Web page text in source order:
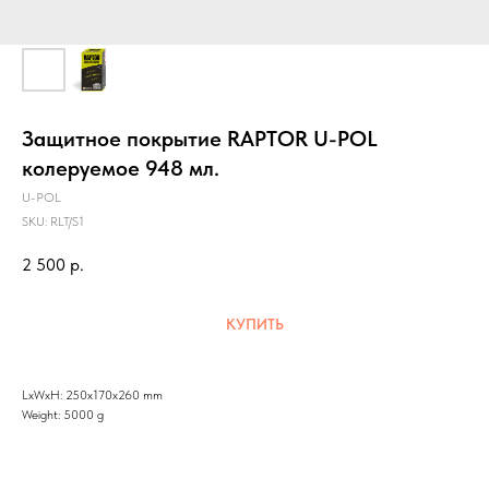
Защитное покрытие RAPTOR U-POL
колеруемое 948 мл.
U-POL
SKU: RLT/S1
2 500 р.
КУПИТЬ
LxWxH: 250x170x260 mm
Weight: 5000 g